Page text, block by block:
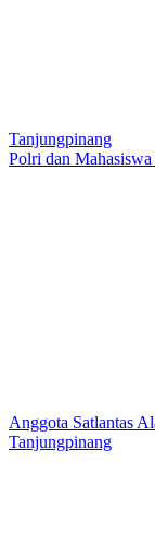
Tanjungpinang
Polri dan
Anggota Satlantas
Tanjungpinang